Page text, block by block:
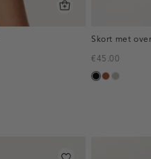
Skort met
€45.00
zwart
bruintaupe,